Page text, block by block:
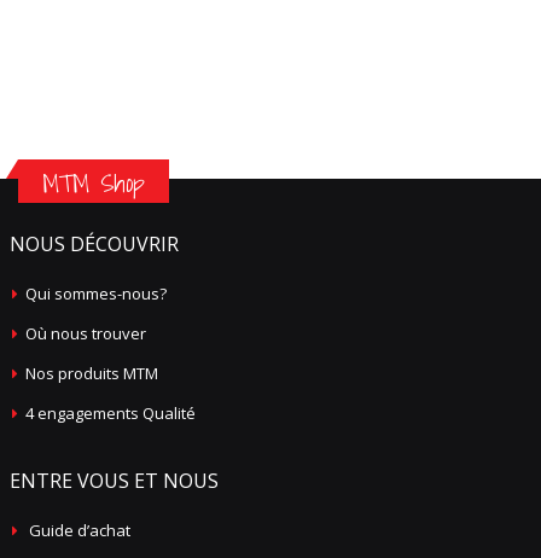
MTM Shop
NOUS DÉCOUVRIR
Qui sommes-nous?
Où nous trouver
Nos produits MTM
4 engagements Qualité
ENTRE VOUS ET NOUS
Guide d’achat